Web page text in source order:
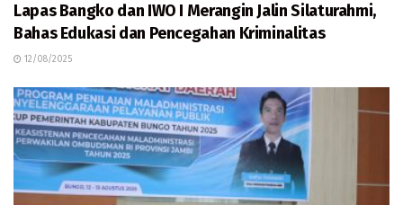
Lapas Bangko dan IWO I Merangin Jalin Silaturahmi,
Bahas Edukasi dan Pencegahan Kriminalitas
12/08/2025